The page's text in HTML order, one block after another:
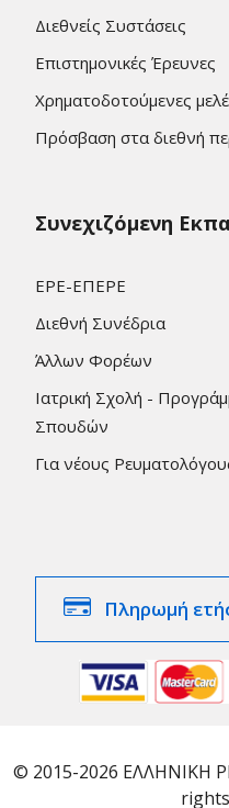
Διεθνείς Συστάσεις
Επιστημονικές Έρευνες
Χρηματοδοτούμενες
Πρόσβαση στα διεθνή
Συνεχιζόμενη
ΕΡΕ-ΕΠΕΡΕ
Διεθνή Συνέδρια
Άλλων Φορέων
Ιατρική Σχολή -
Σπουδών
Για νέους
Πληρωμή
© 2015-2026 ΕΛΛΗΝΙΚΗ